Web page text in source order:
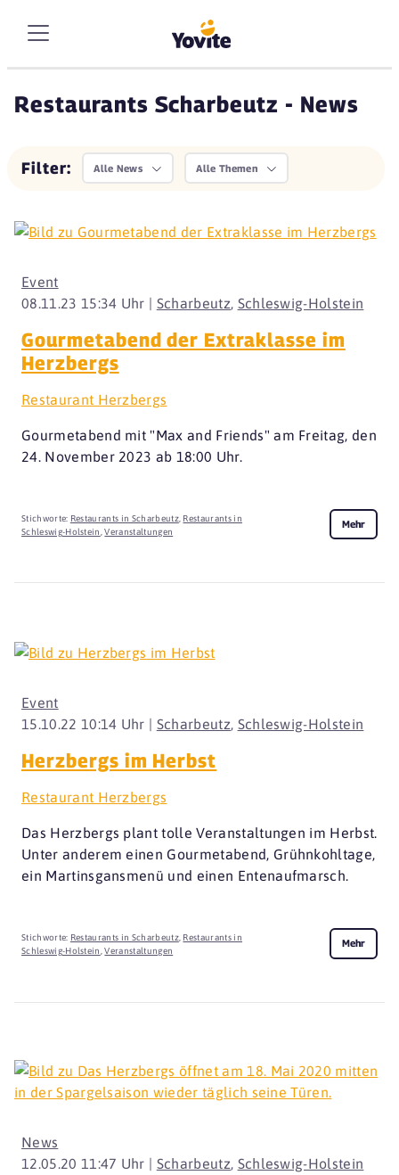
Restaurants Scharbeutz - News
Filter: Alle News Alle Themen
08.11.23 15:34 Uhr | Scharbeutz, Schleswig-Holstein
Event
Gourmetabend der Extraklasse im
Herzbergs
Restaurant Herzbergs
Gourmetabend mit "Max and Friends" am Freitag, den
24. November 2023 ab 18:00 Uhr.
Stichworte: Restaurants in Scharbeutz, Restaurants in
Schleswig-Holstein ,Veranstaltungen
Mehr
15.10.22 10:14 Uhr | Scharbeutz, Schleswig-Holstein
Event
Herzbergs im Herbst
Restaurant Herzbergs
Das Herzbergs plant tolle Veranstaltungen im Herbst.
Unter anderem einen Gourmetabend, Grühnkohltage,
ein Martinsgansmenü und einen Entenaufmarsch.
Stichworte: Restaurants in Scharbeutz, Restaurants in
Schleswig-Holstein ,Veranstaltungen
Mehr
12.05.20 11:47 Uhr | Scharbeutz, Schleswig-Holstein
News